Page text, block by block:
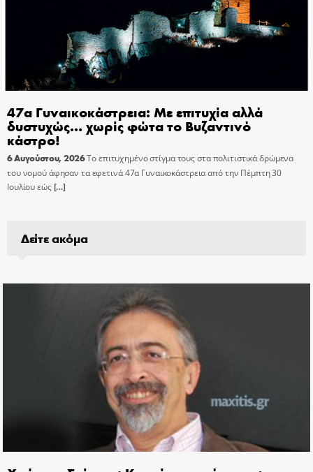
47α Γυναικοκάστρεια: Με επιτυχία αλλά
δυστυχώς… χωρίς φώτα το Βυζαντινό
κάστρο!
6 Αυγούστου, 2026Το επιτυχημένο στίγμα τους στα πολιτιστικά δρώμενα
του νομού άφησαν τα εφετινά 47α Γυναικοκάστρεια από την Πέμπτη 30
Ιουλίου εώς[…]
Δείτε ακόμα